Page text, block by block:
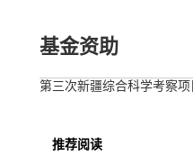
基金资助
第三次新疆综合科学考察项